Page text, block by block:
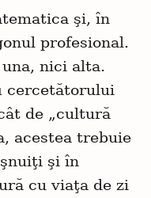
şi, în
profesional.
nici alta.
cercetătorului
de „cultură
acestea trebuie
şi în
cu viaţa de zi